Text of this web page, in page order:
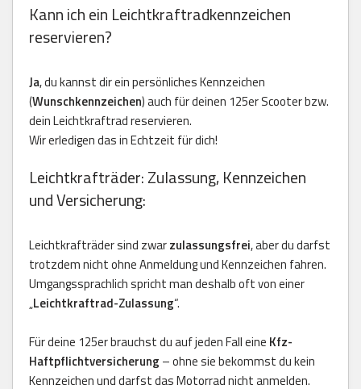
Kann ich ein Leichtkraftradkennzeichen
reservieren?
Ja, du kannst dir ein persönliches Kennzeichen
(Wunschkennzeichen) auch für deinen 125er Scooter bzw.
dein Leichtkraftrad reservieren.
Wir erledigen das in Echtzeit für dich!
Leichtkrafträder: Zulassung, Kennzeichen
und Versicherung:
Leichtkrafträder sind zwarzulassungsfrei, aber du darfst
trotzdem nicht ohne Anmeldung und Kennzeichen fahren.
Umgangssprachlich spricht man deshalb oft von einer
„Leichtkraftrad-Zulassung“.
Für deine 125er brauchst du auf jeden Fall eine Kfz-
Haftpflichtversicherung – ohne sie bekommst du kein
Kennzeichen und darfst das Motorrad nicht anmelden.